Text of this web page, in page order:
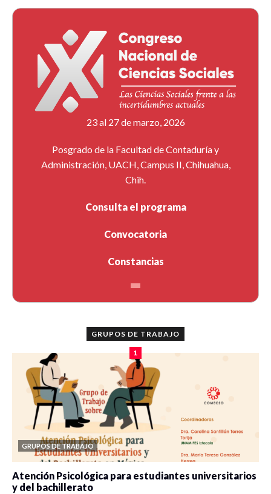
23 al 27 de marzo, 2026
Posgrado de la Facultad de Contaduría y
Administración, UACH, Campus II, Chihuahua,
Chih.
Consulta el programa
Convocatoria
Constancias
GRUPOS DE TRABAJO
1
GRUPOS DE TRABAJO
Atención Psicológica para estudiantes universitarios
y del bachillerato